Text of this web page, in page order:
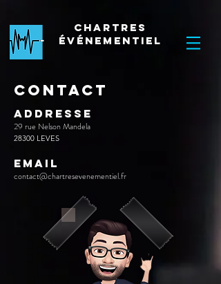
Chartres
Événementiel
Contact
ADDResse
29 rue Nelson Mandela
28300 LEVES
EMAIL
contact@chartresevenementiel.fr